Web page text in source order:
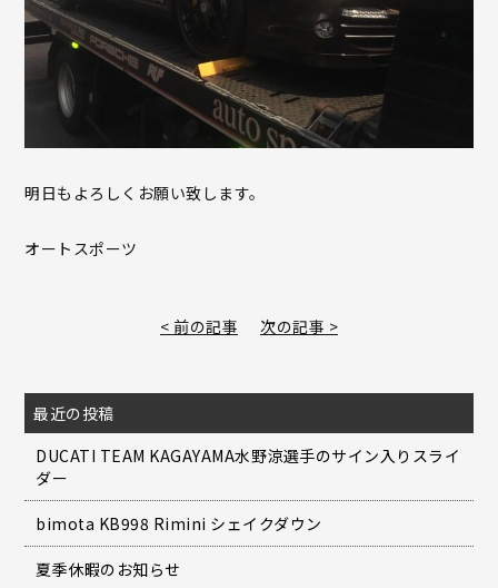
明日もよろしくお願い致します。
オートスポーツ
< 前の記事 次の記事 >
最近の投稿
DUCATI TEAM KAGAYAMA水野涼選手のサイン入りスライ
ダー
bimota KB998 Rimini シェイクダウン
夏季休暇のお知らせ